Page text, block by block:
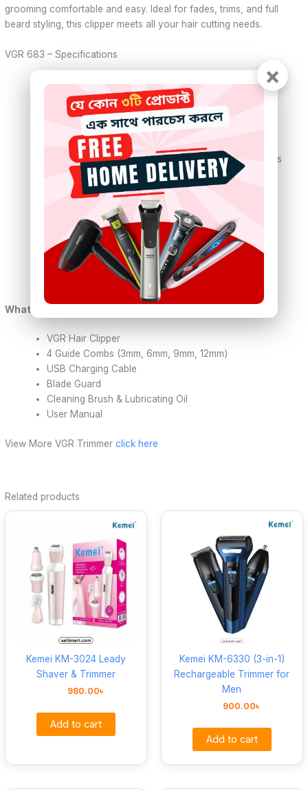
grooming comfortable and easy. Ideal for fades, trims, and full
beard styling, this clipper meets all your hair cutting needs.
VGR 683 – Specifications
Brand:
Model:V-683
Type:Hair Clipper
Blade Material:Stainless Steel
Battery Capacity:
Cutting Lengths:0.8mm–2.0mm with 4 guide combs
(3mm, 6mm, 9mm, 12mm)
Charging Time:3 Hours
Up to 200 Minutes
Input Voltage:100-240V, 50/60Hz
Power Consumption:
10W
Color:Black
Dimensions:18 x 8 x 5.5 cm
What’s in the Box:
VGR Hair Clipper
4 Guide Combs (3mm, 6mm, 9mm, 12mm)
USB Charging Cable
Blade Guard
Cleaning Brush & Lubricating Oil
User Manual
View More VGR Trimmerclick here
Related products
Kemei KM-3024 Leady
Shaver & Trimmer
980.00৳
Add to cart
Kemei KM-6330 (3-in-1)
Rechargeable Trimmer for
Men
900.00৳
Add to cart
×